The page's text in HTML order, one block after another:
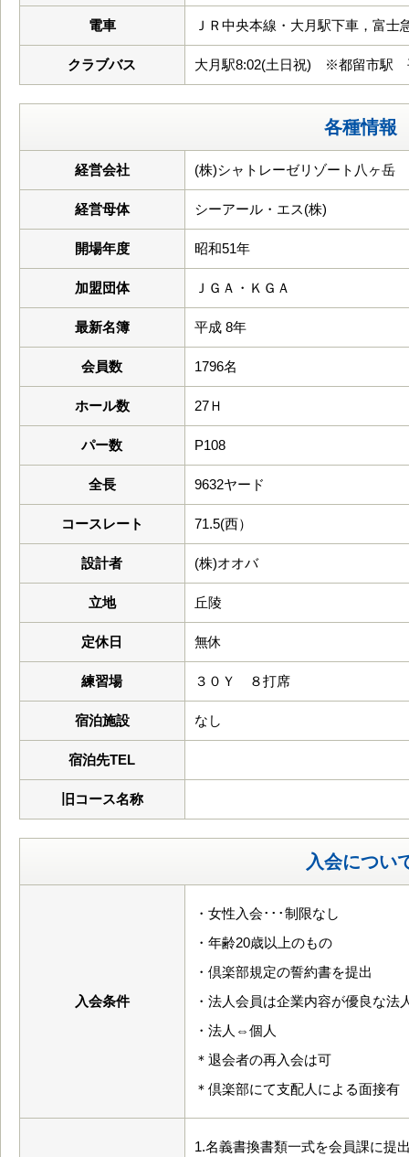
電車 ＪＲ中央本線・大月駅下車，富士
クラブバス 大月駅8:02(土日祝) ※都留市駅
各種情報
経営会社 (株)シャトレーゼリゾート八ヶ岳
経営母体 シーアール・エス(株)
開場年度 昭和51年
加盟団体 ＪＧＡ・ＫＧＡ
最新名簿 平成 8年
会員数 1796名
ホール数 27Ｈ
パー数 P108
全長 9632ヤード
コースレート 71.5(西）
設計者 (株)オオバ
立地 丘陵
定休日 無休
練習場 ３０Ｙ ８打席
宿泊施設 なし
宿泊先TEL
旧コース名称
入会につい
入会条件
・女性入会･･･制限なし
・年齢20歳以上のもの
・倶楽部規定の誓約書を提出
・法人会員は企業内容が優良な法
・法人⇔個人
＊退会者の再入会は可
＊倶楽部にて支配人による面接有
1.名義書換書類一式を会員課に提